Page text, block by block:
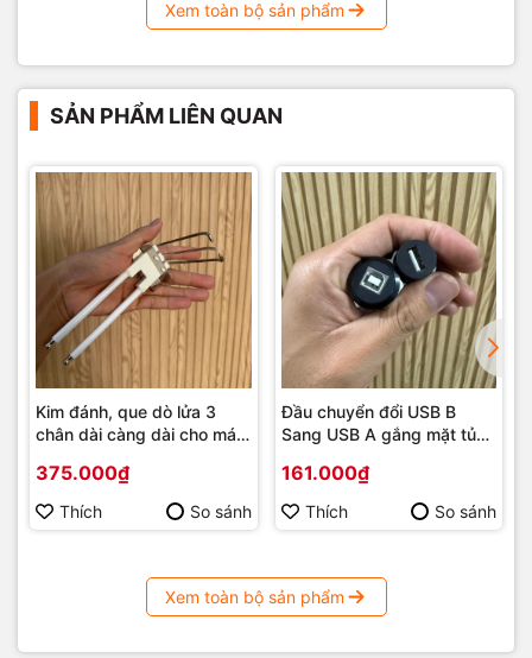
Xem toàn bộ sản phẩm
SẢN PHẨM LIÊN QUAN
Kim đánh, que dò lửa 3
chân dài càng dài cho máy
điện
375.000₫
Thích So sánh
Đầu chuyển đổi USB B
Sang USB A gắng mặt tủ
161.000₫
Thích So sánh
Xem toàn bộ sản phẩm